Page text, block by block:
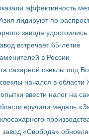
эффективность
лидируют по
завода удостоились
встречает 65-летие
в России
сахарной свеклы под
начался в области
ввести налог на
вручили медаль
«Свобода»